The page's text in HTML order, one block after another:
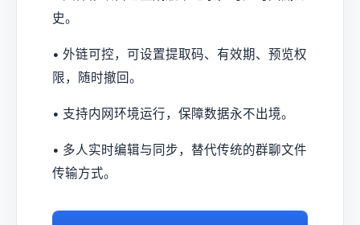
史。
• 外链可控，可设置提取码、有效期、预览权
限，随时撤回。
• 支持内网环境运行，保障数据永不出境。
• 多人实时编辑与同步，替代传统的群聊文件
传输方式。